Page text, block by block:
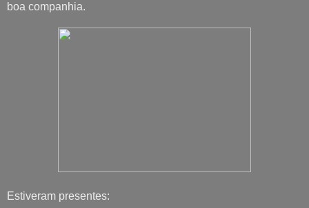
boa companhia.
Estiveram presentes: